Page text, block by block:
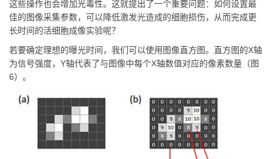
这些操作也会增加光毒性。这就提出了一个重要问题：如何设置最
佳的图像采集参数，可以降低激发光造成的细胞损伤，从而完成更
长时间的活细胞成像实验呢？
若要确定理想的曝光时间，我们可以使用图像直方图。直方图的X轴
为信号强度，Y轴代表了与图像中每个X轴数值对应的像素数量（图
6）。